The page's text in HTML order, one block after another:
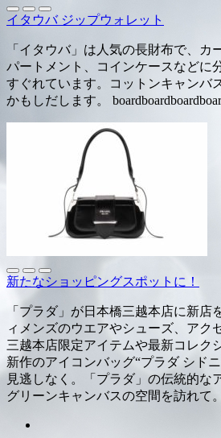
イタウバ ジップウォレット
「イタウバ」は人気の長財布で、カ
パートメント、コインケースなどに
すぐれています。コットンキャンバ
かもしだします。
新たなショッピングスポットに！
「プラダ」が日本橋三越本店に新店
ィメンズのウエアやシューズ、アク
三越本店限定アイテムや最新コレク
新作のアイコンバッグ“プラダ シド
見逃しなく。「プラダ」の伝統的な
グリーンキャンバスの空間を訪れて。